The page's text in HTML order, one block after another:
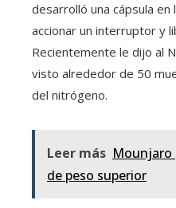
desarrolló una cápsula en
accionar un interruptor y
Recientemente le dijo al
visto alrededor de 50
del nitrógeno.
Leer más Mounjaro
de peso superior